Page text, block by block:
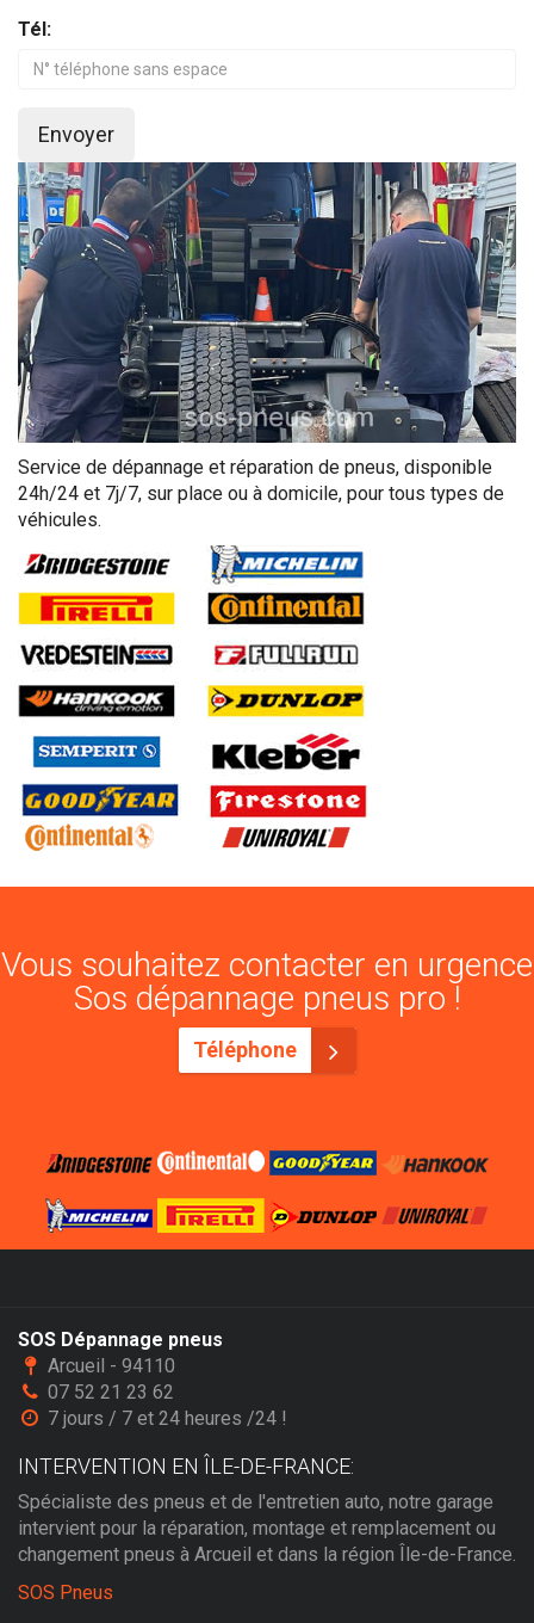
Tél:
Envoyer
Service de dépannage et réparation de pneus, disponible
24h/24 et 7j/7, sur place ou à domicile, pour tous types de
véhicules.
Vous souhaitez contacter en urgence
Sos dépannage pneus pro !
Téléphone
SOS Dépannage pneus
Arcueil - 94110
07 52 21 23 62
7 jours / 7 et 24 heures /24 !
INTERVENTION EN ÎLE-DE-FRANCE:
Spécialiste des pneus et de l'entretien auto, notre garage
intervient pour la réparation, montage et remplacement ou
changement pneus à Arcueil et dans la région Île-de-France.
SOS Pneus